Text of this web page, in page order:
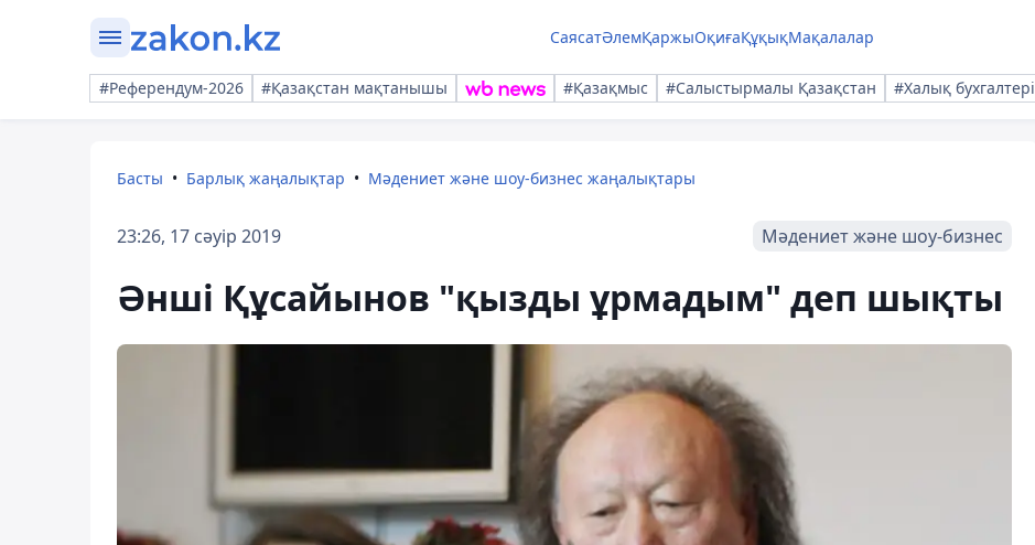
СаясатӘлемҚаржыОқиғаҚұқықМақалалар
#Референдум-2026 #Қазақстан мақтанышы #Қазақмыс #Салыстырмалы Қазақстан #Халық бухгалтері
Басты Барлық жаңалықтар Мәдениет және шоу-бизнес жаңалықтары
23:26, 17 сәуір 2019 Мәдениет және шоу-бизнес
Әнші Құсайынов "қызды ұрмадым" деп шықты